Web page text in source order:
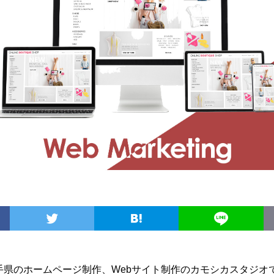
県のホームページ制作、Webサイト制作のカモシカスタジオ